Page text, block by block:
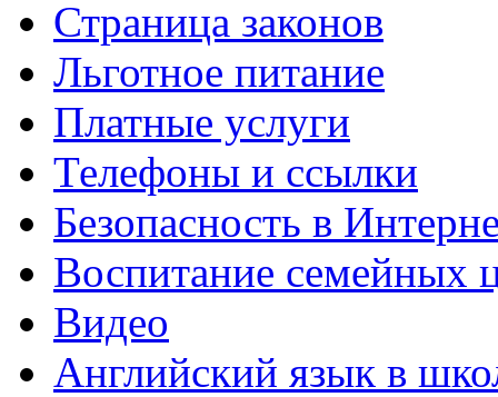
Страница законов
Льготное питание
Платные услуги
Телефоны и ссылки
Безопасность в
Воспитание семейных
Видео
Английский язык в